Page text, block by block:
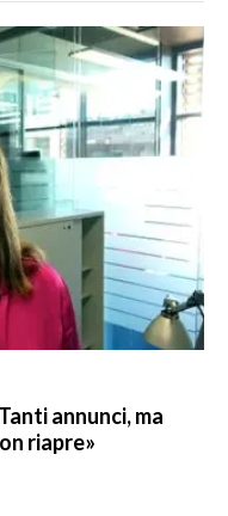
annunci, ma
riapre»